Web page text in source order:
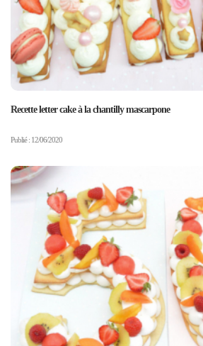
Recette letter cake à la chantilly mascarpone
Publié : 12/06/2020